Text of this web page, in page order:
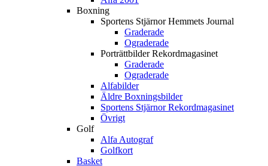
Boxning
Sportens Stjärnor Hemmets Journal
Graderade
Ograderade
Porträttbilder Rekordmagasinet
Graderade
Ograderade
Alfabilder
Äldre Boxningsbilder
Sportens Stjärnor Rekordmagasinet
Övrigt
Golf
Alfa Autograf
Golfkort
Basket